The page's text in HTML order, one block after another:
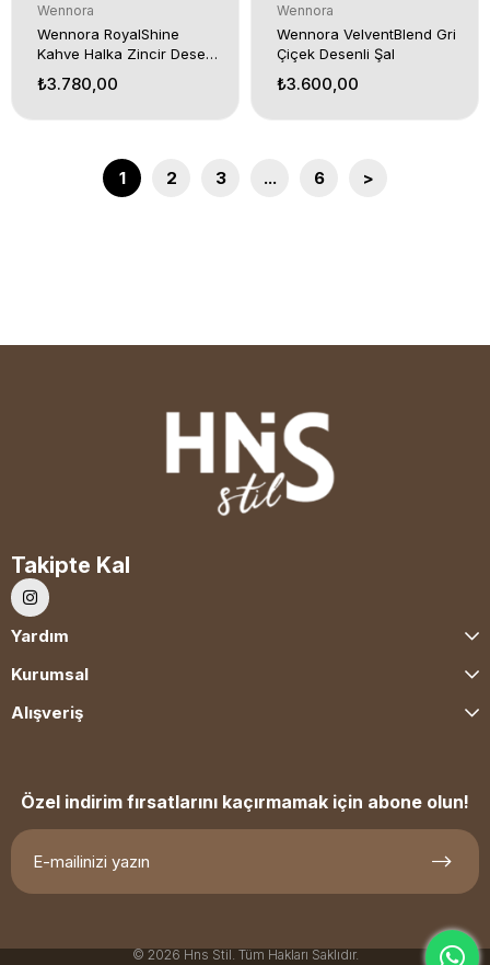
Wennora
Wennora RoyalShine
Kahve Halka Zincir Desen
₺3.780,00
Wennora
Wennora VelventBlend Gri
Çiçek Desenli Şal
₺3.600,00
1 2 3 ... 6 >
Takipte Kal
Yardım
Kurumsal
Alışveriş
Özel indirim fırsatlarını kaçırmamak için abone olun!
© 2026 Hns Stil. Tüm Hakları Saklıdır.